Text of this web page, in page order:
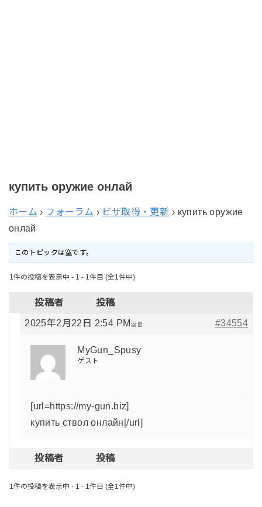
купить оружие онлай
ホーム › フォーラム › ビザ取得・更新 › купить оружие
онлай
このトピックは空です。
1件の投稿を表示中 - 1 - 1件目 (全1件中)
投稿者 投稿
2025年2月22日 2:54 PM #34554
返信
MyGun_Spusy
ゲスト
[url=https://my-gun.biz]
купить ствол онлайн[/url]
投稿者 投稿
1件の投稿を表示中 - 1 - 1件目 (全1件中)